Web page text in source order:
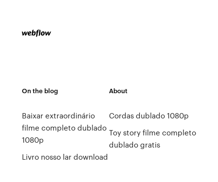
On the blog
Baixar extraordinário
filme completo dublado
1080p
Livro nosso lar download
About
Cordas dublado 1080p
Toy story filme completo
dublado gratis